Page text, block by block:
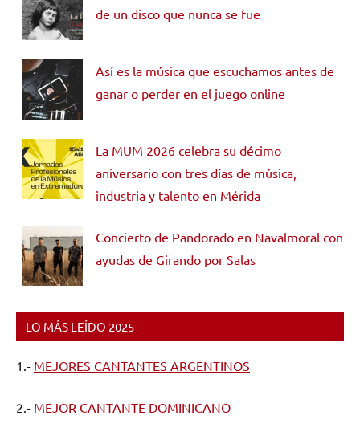
de un disco que nunca se fue
Así es la música que escuchamos antes de
ganar o perder en el juego online
La MUM 2026 celebra su décimo
aniversario con tres días de música,
industria y talento en Mérida
Concierto de Pandorado en Navalmoral con
ayudas de Girando por Salas
LO MÁS LEÍDO 2025
1.- MEJORES CANTANTES ARGENTINOS
2.- MEJOR CANTANTE DOMINICANO